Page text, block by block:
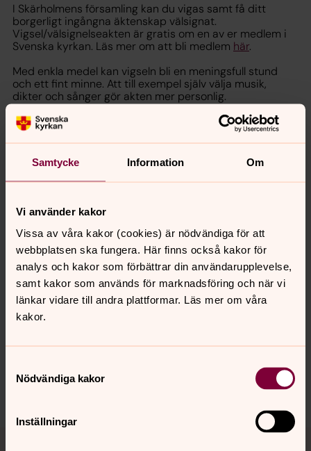
Samtycke Information Om
Vi använder kakor
Vissa av våra kakor (cookies) är nödvändiga för att
webbplatsen ska fungera. Här finns också kakor för
analys och kakor som förbättrar din användarupplevelse,
samt kakor som används för marknadsföring och när vi
länkar vidare till andra plattformar. Läs mer om våra
kakor.
Nödvändiga kakor
Inställningar
I Skärholmens församling kan du vigas samt få ditt
borgerligt ingångna äktenskap välsignat.
Vigsel/välsignelseakten är gratis om en av er medlem i
Svenska kyrkan. Läs mer om att bli medlem här.
Med enkla medel kan vigseln bli en meningsfull stund
och ett fint minne. Att till exempel själv välja musik,
dikter och sånger gör akten mer personlig.
Församlingens präster och musiker hjälper till med tips i
planeringen. De talar också flera andra språk. För att
delta i en kyrklig vigsel/välsignelse behöver ni inte känna
prästen eller kunna något utantill.
Vi vill så långt det är möjligt möta era behov när det
gäller tider och lokaler. Efter vigseln kan ni hyra fullt
kaffe/mottagning. Observera att ingen alkoholförtäring
Senast ändrad 17 april 2023
Synpunkter eller frågor på sidans
innehåll?